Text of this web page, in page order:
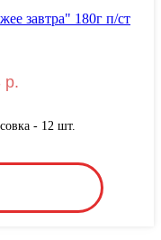
р.
- 12 шт.